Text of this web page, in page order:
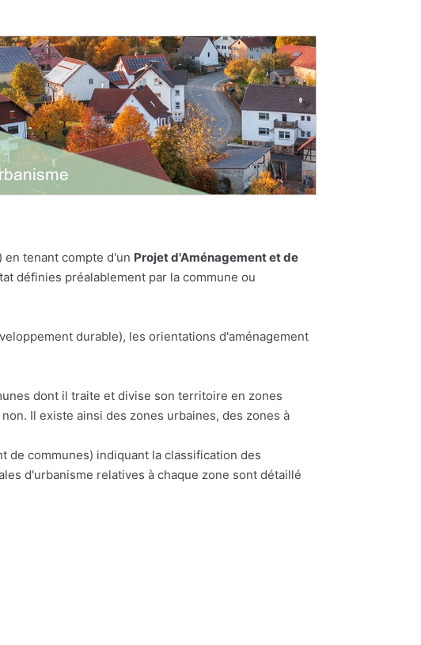
en tenant compte d'un Projet d'Aménagement et de
définies préalablement par la commune ou
durable), les orientations d'aménagement
dont il traite et divise son territoire en zones
Il existe ainsi des zones urbaines, des zones à
de communes) indiquant la classification des
d'urbanisme relatives à chaque zone sont détaillé